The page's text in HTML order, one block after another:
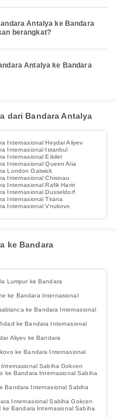
Antalya ke Bandara
berangkat?
Antalya ke Bandara
dari Bandara Antalya
Internasional Heydar Aliyev
Internasional Istanbul
Internasional Erkilet
Internasional Queen Alia
London Gatwick
Internasional Chisinau
Internasional Rafik Hariri
Internasional Dusseldorf
Internasional Tirana
Internasional Vnukovo
ke Bandara
Lumpur ke Bandara
ke Bandara Internasional
ke Bandara Internasional
ke Bandara Internasional
Aliyev ke Bandara
ke Bandara Internasional
Sabiha Gokcen
ke Bandara Internasional Sabiha
Bandara Internasional Sabiha
Internasional Sabiha Gokcen
Bandara Internasional Sabiha